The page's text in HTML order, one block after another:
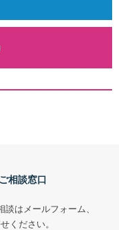
相談窓口
はメールフォーム、
ください。